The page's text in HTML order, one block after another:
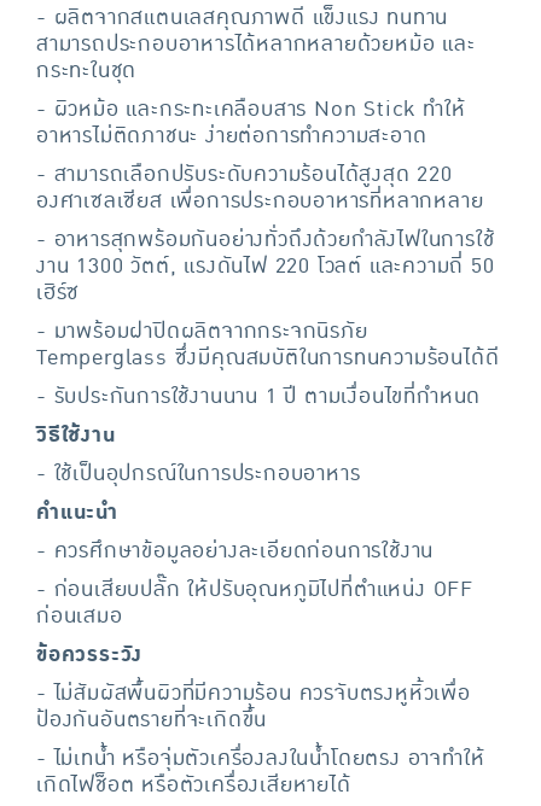
- ผลิตจากสแตนเลสคุณภาพดี แข็งแรง ทนทาน
สามารถประกอบอาหารได้หลากหลายด้วยหม้อ และ
กระทะในชุด
- ผิวหม้อ และกระทะเคลือบสาร Non Stick ทำให้
อาหารไม่ติดภาชนะ ง่ายต่อการทำความสะอาด
- สามารถเลือกปรับระดับความร้อนได้สูงสุด 220
องศาเซลเซียส เพื่อการประกอบอาหารที่หลากหลาย
- อาหารสุกพร้อมกันอย่างทั่วถึงด้วยกำลังไฟในการใช้
งาน 1300 วัตต์, แรงดันไฟ 220 โวลต์ และความถี่ 50
เฮิร์ซ
- มาพร้อมฝาปิดผลิตจากกระจกนิรภัย
Temperglass ซึ่งมีคุณสมบัติในการทนความร้อนได้ดี
- รับประกันการใช้งานนาน 1 ปี ตามเงื่อนไขที่กำหนด
วิธีใช้งาน
- ใช้เป็นอุปกรณ์ในการประกอบอาหาร
คำแนะนำ
- ควรศึกษาข้อมูลอย่างละเอียดก่อนการใช้งาน
- ก่อนเสียบปลั๊ก ให้ปรับอุณหภูมิไปที่ตำแหน่ง OFF
ก่อนเสมอ
ข้อควรระวัง
- ไม่สัมผัสพื้นผิวที่มีความร้อน ควรจับตรงหูหิ้วเพื่อ
ป้องกันอันตรายที่จะเกิดขึ้น
- ไม่เทน้ำ หรือจุ่มตัวเครื่องลงในน้ำโดยตรง อาจทำให้
เกิดไฟช็อต หรือตัวเครื่องเสียหายได้